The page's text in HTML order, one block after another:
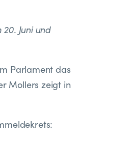
Juni und
Parlament das
Mollers zeigt in